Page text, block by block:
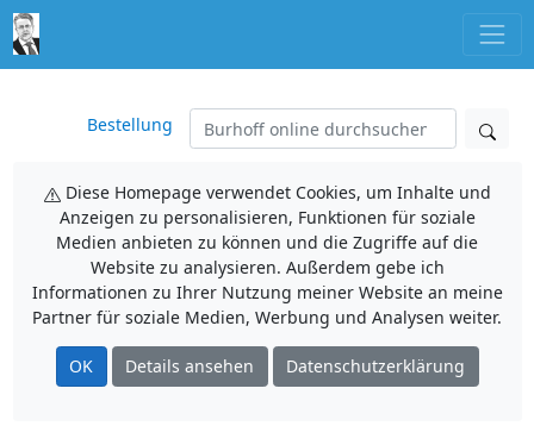
Bestellung
Diese Homepage verwendet Cookies, um Inhalte und
Anzeigen zu personalisieren, Funktionen für soziale
Medien anbieten zu können und die Zugriffe auf die
Website zu analysieren. Außerdem gebe ich
Informationen zu Ihrer Nutzung meiner Website an meine
Partner für soziale Medien, Werbung und Analysen weiter.
OK Details ansehen Datenschutzerklärung